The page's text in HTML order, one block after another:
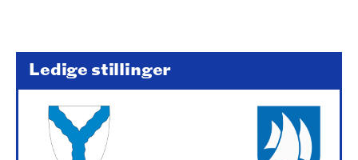
Ledige stillinger